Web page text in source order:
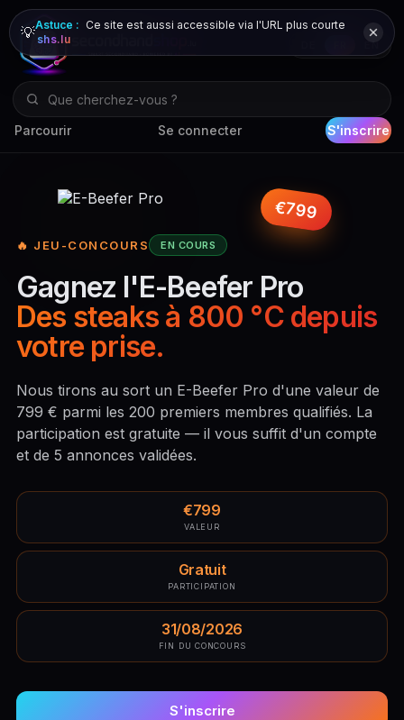
Parcourir Se connecter S'inscrire
💡Astuce : Ce site est aussi accessible via l'URL plus courte
shs.lu
🔥 JEU-CONCOURS EN COURS
Gagnez l'E-Beefer Pro
Des steaks à 800 °C depuis
votre prise.
Nous tirons au sort un E-Beefer Pro d'une valeur de
799 € parmi les 200 premiers membres qualifiés. La
participation est gratuite — il vous suffit d'un compte
et de 5 annonces validées.
€799
VALEUR
Gratuit
PARTICIPATION
31/08/2026
FIN DU CONCOURS
S'inscrire
€799